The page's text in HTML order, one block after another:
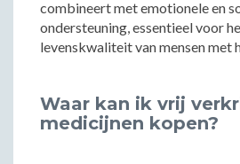
combineert met emotionele en
ondersteuning, essentieel voor
levenskwaliteit van mensen met
Waar kan ik vrij
medicijnen kopen?